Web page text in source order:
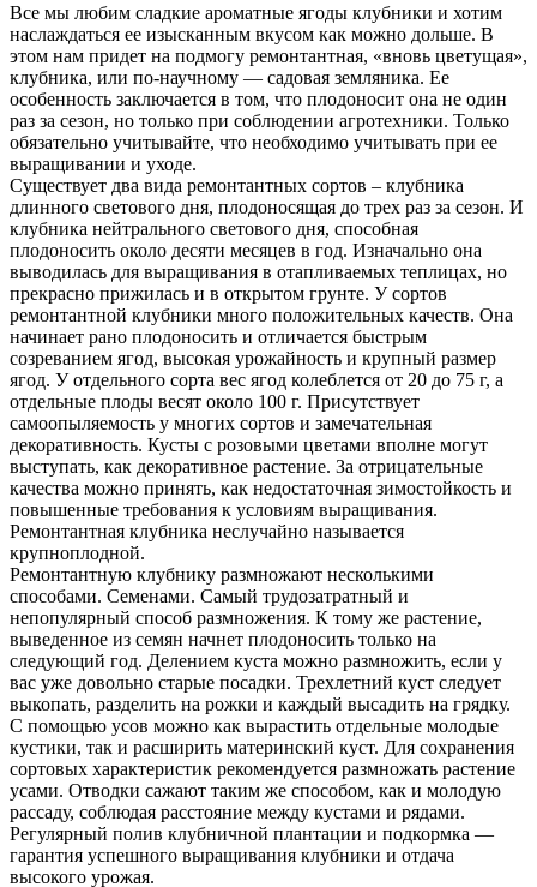
Все мы любим сладкие ароматные ягоды клубники и хотим
наслаждаться ее изысканным вкусом как можно дольше. В
этом нам придет на подмогу ремонтантная, «вновь цветущая»,
клубника, или по-научному — садовая земляника. Ее
особенность заключается в том, что плодоносит она не один
раз за сезон, но только при соблюдении агротехники. Только
обязательно учитывайте, что необходимо учитывать при ее
выращивании и уходе.
Существует два вида ремонтантных сортов – клубника
длинного светового дня, плодоносящая до трех раз за сезон. И
клубника нейтрального светового дня, способная
плодоносить около десяти месяцев в год. Изначально она
выводилась для выращивания в отапливаемых теплицах, но
прекрасно прижилась и в открытом грунте. У сортов
ремонтантной клубники много положительных качеств. Она
начинает рано плодоносить и отличается быстрым
созреванием ягод, высокая урожайность и крупный размер
ягод. У отдельного сорта вес ягод колеблется от 20 до 75 г, а
отдельные плоды весят около 100 г. Присутствует
самоопыляемость у многих сортов и замечательная
декоративность. Кусты с розовыми цветами вполне могут
выступать, как декоративное растение. За отрицательные
качества можно принять, как недостаточная зимостойкость и
повышенные требования к условиям выращивания.
Ремонтантная клубника неслучайно называется
крупноплодной.
Ремонтантную клубнику размножают несколькими
способами. Семенами. Самый трудозатратный и
непопулярный способ размножения. К тому же растение,
выведенное из семян начнет плодоносить только на
следующий год. Делением куста можно размножить, если у
вас уже довольно старые посадки. Трехлетний куст следует
выкопать, разделить на рожки и каждый высадить на грядку.
С помощью усов можно как вырастить отдельные молодые
кустики, так и расширить материнский куст. Для сохранения
сортовых характеристик рекомендуется размножать растение
усами. Отводки сажают таким же способом, как и молодую
рассаду, соблюдая расстояние между кустами и рядами.
Регулярный полив клубничной плантации и подкормка —
гарантия успешного выращивания клубники и отдача
высокого урожая.